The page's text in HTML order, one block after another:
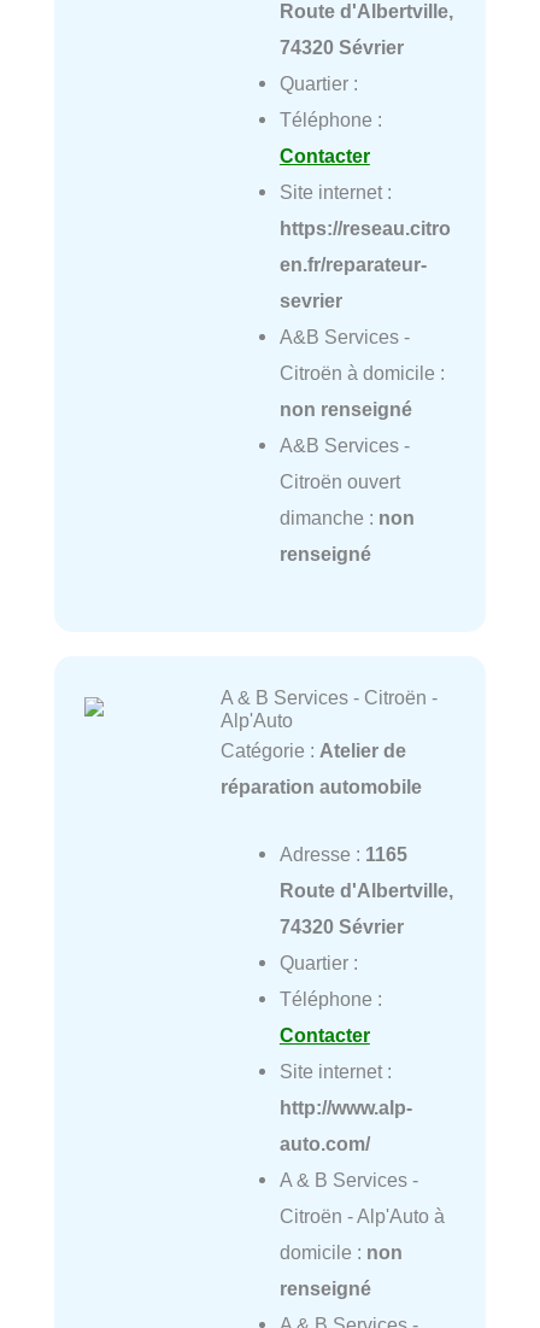
Route d'Albertville,
74320 Sévrier
Quartier :
Téléphone :
Contacter
Site internet :
https://reseau.citro
en.fr/reparateur-
sevrier
A&B Services -
Citroën à domicile :
non renseigné
A&B Services -
Citroën ouvert
dimanche : non
renseigné
A & B Services - Citroën -
Alp'Auto
Catégorie : Atelier de
réparation automobile
Adresse : 1165
Route d'Albertville,
74320 Sévrier
Quartier :
Téléphone :
Contacter
Site internet :
http://www.alp-
auto.com/
A & B Services -
Citroën - Alp'Auto à
domicile : non
renseigné